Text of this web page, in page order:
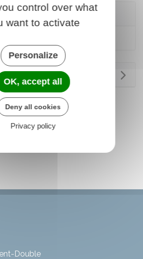
!
Double
control over what
want to activate
Personalize
OK, accept all
Deny all cookies
Privacy policy